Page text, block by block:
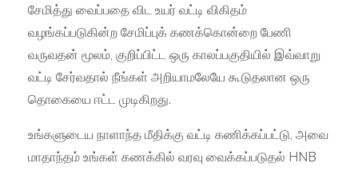
சேமித்து வைப்பதை விட உயர் வட்டி விகிதம்
வழங்கப்படுகின்ற சேமிப்புக் கணக்கொன்றை பேணி
வருவதன் மூலம், குறிப்பிட்ட ஒரு காலப்பகுதியில் இவ்வாறு
வட்டி சேர்வதால் நீங்கள் அறியாமலேயே கூடுதலான ஒரு
தொகையை ஈட்ட முடிகிறது.
உங்களுடைய நாளாந்த மீதிக்கு வட்டி கணிக்கப்பட்டு, அவை
மாதாந்தம் உங்கள் கணக்கில் வரவு வைக்கப்படுதல் HNB